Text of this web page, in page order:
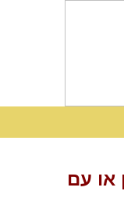
או עם